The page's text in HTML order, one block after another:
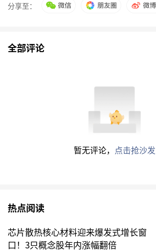
分享至：
全部评论
暂无评论， 点击抢沙发
热点阅读
芯片散热核心材料迎来爆发式增长窗
口！3只概念股年内涨幅翻倍